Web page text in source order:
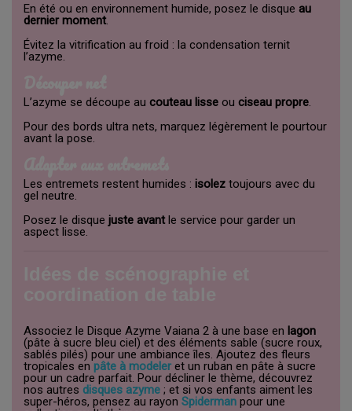
En été ou en environnement humide, posez le disque au
dernier moment.
Évitez la vitrification au froid : la condensation ternit
l’azyme.
L’azyme se découpe au couteau lisse ou ciseau propre.
Pour des bords ultra nets, marquez légèrement le pourtour
avant la pose.
Les entremets restent humides : isolez toujours avec du
gel neutre.
Posez le disque juste avantle service pour garder un
aspect lisse.
Associez le Disque Azyme Vaiana 2 à une base en lagon
(pâte à sucre bleu ciel) et des éléments sable (sucre roux,
sablés pilés) pour une ambiance îles. Ajoutez des fleurs
tropicales en pâte à modeler et un ruban en pâte à sucre
pour un cadre parfait. Pour décliner le thème, découvrez
nos autres disques azyme ; et si vos enfants aiment les
super-héros, pensez au rayon Spiderman pour une